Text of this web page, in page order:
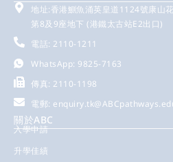
地址:香港鰂魚涌英皇道1124號康山
第8及9座地下 (港鐵太古站E2出口)
電話: 2110-1211
WhatsApp: 9825-7163
傳真: 2110-1198
電郵:
關於ABC
入學申請
升學佳績